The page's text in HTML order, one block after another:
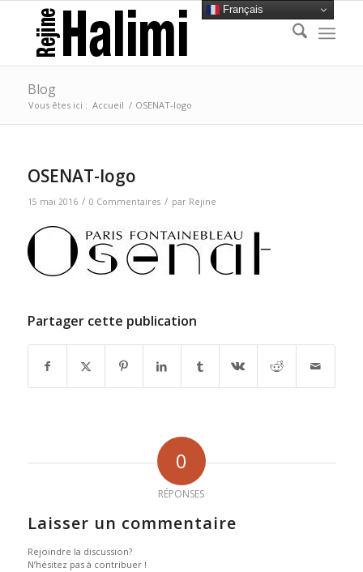
Blog
Vous êtes ici : Accueil / OSENAT-logo
OSENAT-logo
15 mai 2016 / 0 Commentaires / par Rejine
Partager cette publication
0
RÉPONSES
Laisser un commentaire
Rejoindre la discussion?
N’hésitez pas à contribuer !
Français